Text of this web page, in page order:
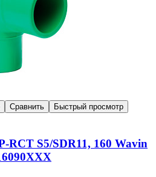
Сравнить Быстрый просмотр
RCT S5/SDR11, 160 Wavin